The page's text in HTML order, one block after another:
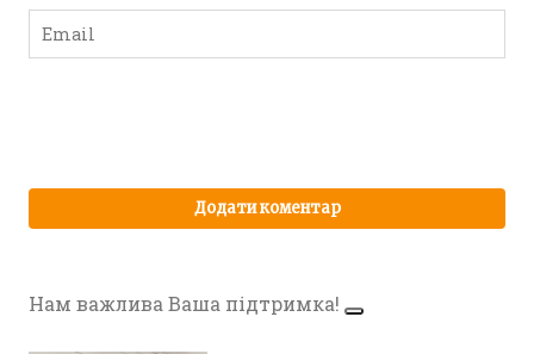
Нам важлива Ваша підтримка!